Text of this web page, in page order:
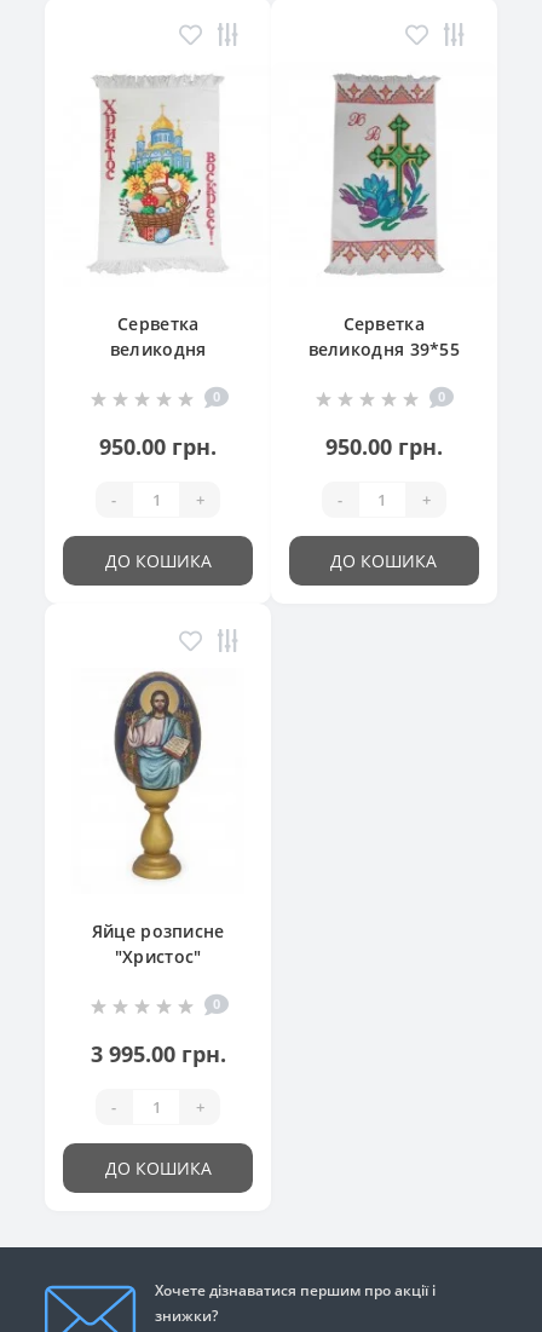
Серветка
великодня
кошик"
0
950.00 грн.
- +
ДО КОШИКА
Серветка
великодня 39*55
0
950.00 грн.
- +
ДО КОШИКА
Яйце розписне
"Христос"
0
3 995.00 грн.
- +
ДО КОШИКА
Хочете дізнаватися першим про акції і
знижки?